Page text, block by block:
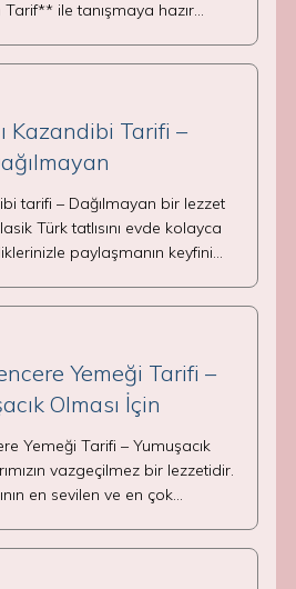
ile tanışmaya hazır…
Kazandibi Tarifi –
tarifi – Dağılmayan bir lezzet
Türk tatlısını evde kolayca
paylaşmanın keyfini…
Yemeği Tarifi –
Olması İçin
Yemeği Tarifi – Yumuşacık
vazgeçilmez bir lezzetidir.
en sevilen ve en çok…